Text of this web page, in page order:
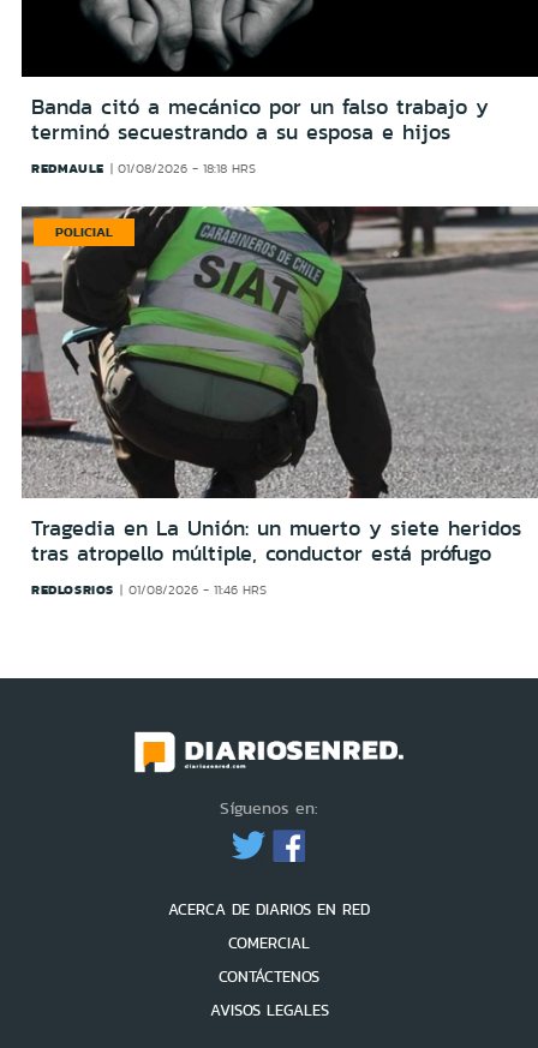
Banda citó a mecánico por un falso trabajo y
terminó secuestrando a su esposa e hijos
REDMAULE 01/08/2026 - 18:18 HRS
POLICIAL
Tragedia en La Unión: un muerto y siete heridos
tras atropello múltiple, conductor está prófugo
REDLOSRIOS 01/08/2026 - 11:46 HRS
Síguenos en:
ACERCA DE DIARIOS EN RED
COMERCIAL
CONTÁCTENOS
AVISOS LEGALES